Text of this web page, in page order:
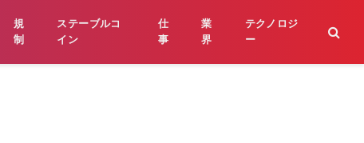
規
制
ステーブルコ
イン
仕
事
業
界
テクノロジ
ー